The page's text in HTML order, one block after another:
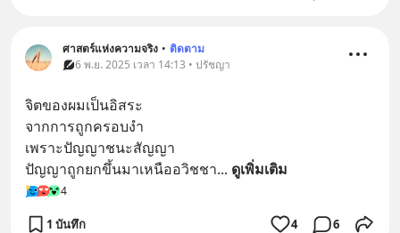
ศาสตร์แห่งความจริง • ติดตาม
6 พ.ย. 2025 เวลา 14:13 • ปรัชญา
จิตของผมเป็นอิสระ
จากการถูกครอบงำ
เพราะปัญญาชนะสัญญา
ปัญญาถูกยกขึ้นมาเหนืออวิชชา... ดูเพิ่มเติม
4
1 บันทึก 4 6